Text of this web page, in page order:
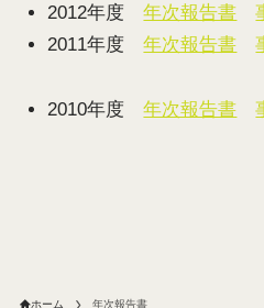
2012年度年次報告書
2011年度年次報告書
2010年度年次報告書
ホーム 年次報告書